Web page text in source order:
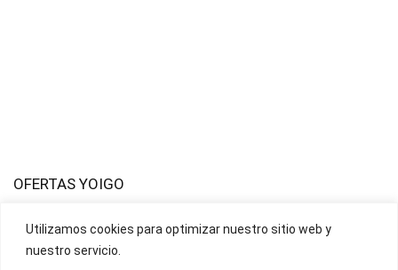
Utilizamos cookies para optimizar nuestro sitio web y
nuestro servicio.
OFERTAS YOIGO
OFERTAS JAZZTEL